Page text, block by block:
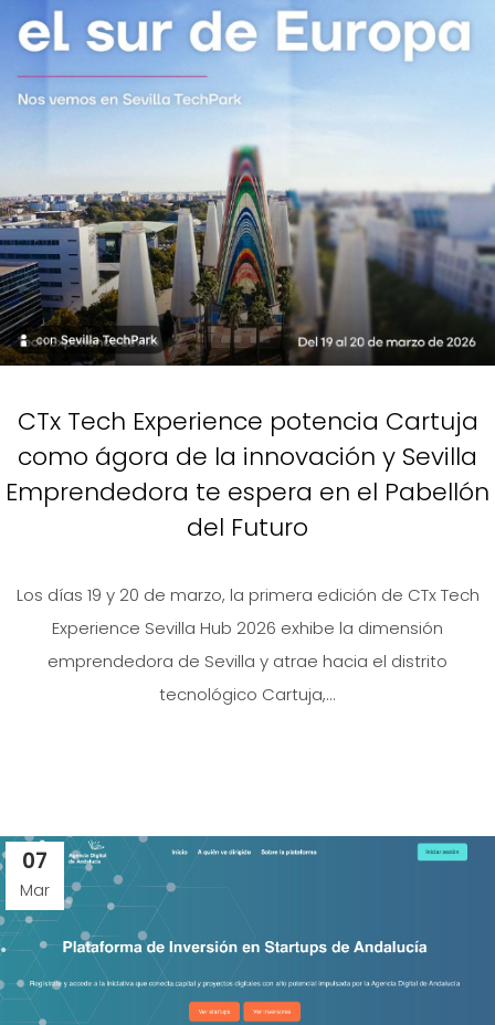
CTx Tech Experience potencia Cartuja
como ágora de la innovación y Sevilla
Emprendedora te espera en el Pabellón
del Futuro
Los días 19 y 20 de marzo, la primera edición de CTx Tech
Experience Sevilla Hub 2026 exhibe la dimensión
emprendedora de Sevilla y atrae hacia el distrito
tecnológico Cartuja,...
07
Mar